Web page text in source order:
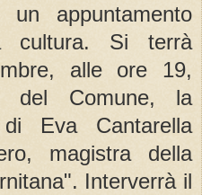
appuntamento
cultura. Si terrà
alle ore 19,
del Comune, la
Eva Cantarella
magistra della
Interverrà il